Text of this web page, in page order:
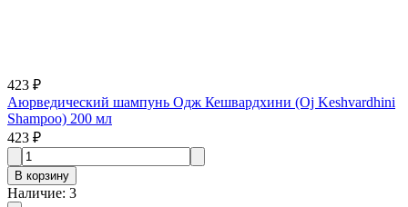
423 ₽
Аюрведический шампунь Одж Кешвардхини (Oj Keshvardhini
Shampoo) 200 мл
423 ₽
В корзину
Наличие: 3